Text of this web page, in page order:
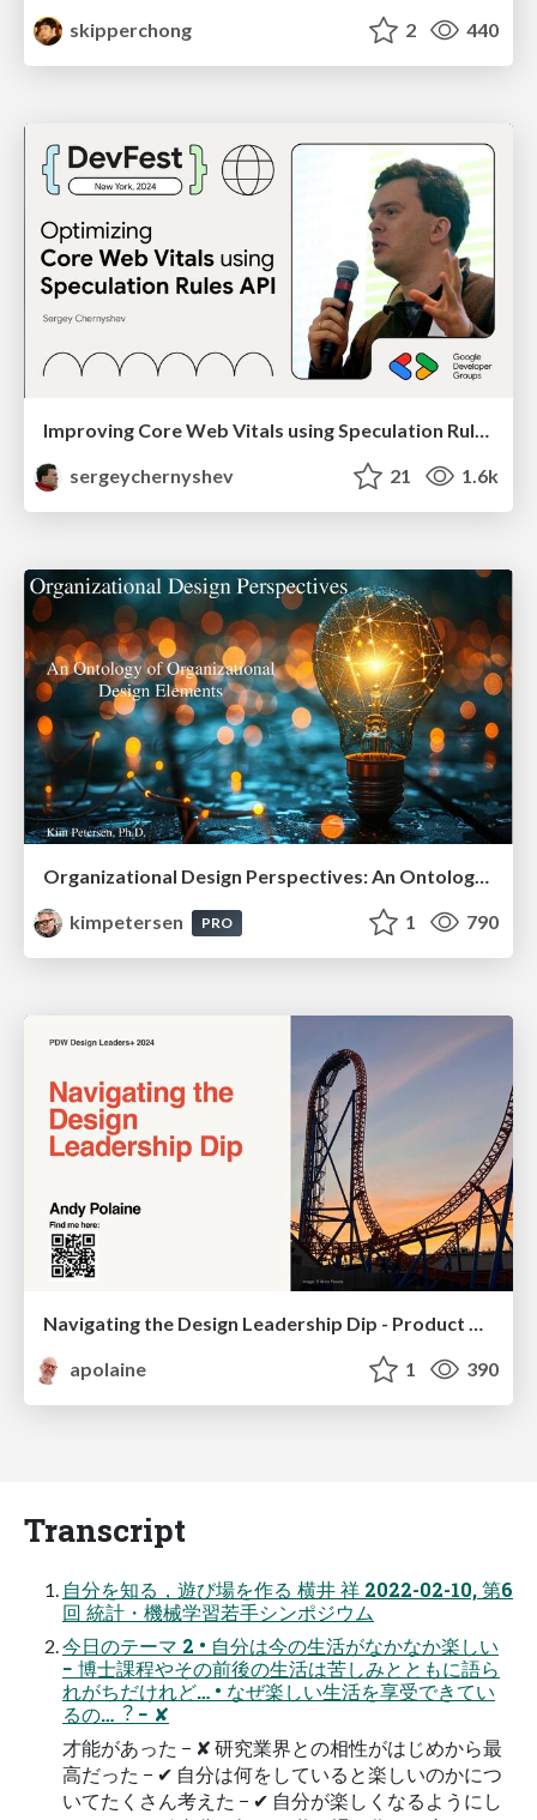
skipperchong
2 440
Improving Core Web Vitals using Speculation Rules API
sergeychernyshev
21 1.6k
Organizational Design Perspectives: An Ontology of Organizational Design Elements
kimpetersen
PRO 1 790
apolaine
1 390
Transcript
⾃分を知る，遊び場を作る 横井 祥 2022-02-10, 第6
回 統計・機械学習若⼿シンポジウム
今⽇のテーマ 2 • ⾃分は今の⽣活がなかなか楽しい
− 博⼠課程やその前後の⽣活は苦しみとともに語ら
れがちだけれど… • なぜ楽しい⽣活を享受できてい
るの…︖ − ✘
才能があった − ✘ 研究業界との相性がはじめから最
⾼だった − ✔ ⾃分は何をしていると楽しいのかにつ
いてたくさん考えた − ✔ ⾃分が楽しくなるようにし